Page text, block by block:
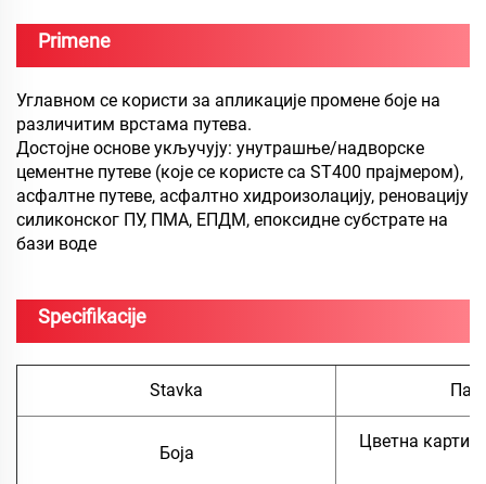
Primene
Углавном се користи за апликације промене боје на
различитим врстама путева.
Достојне основе укључују: унутрашње/надворске
цементне путеве (које се користе са ST400 прајмером),
асфалтне путеве, асфалтно хидроизолацију, реновацију
силиконског ПУ, ПМА, ЕПДМ, епоксидне субстрате на
бази воде
Specifikacije
Stavka
Боја
Цветна